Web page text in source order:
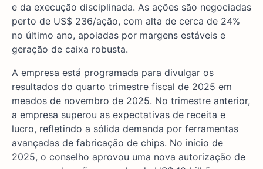
e da execução disciplinada. As ações são negociadas
perto de US$ 236/ação, com alta de cerca de 24%
no último ano, apoiadas por margens estáveis e
geração de caixa robusta.
A empresa está programada para divulgar os
resultados do quarto trimestre fiscal de 2025 em
meados de novembro de 2025. No trimestre anterior,
a empresa superou as expectativas de receita e
lucro, refletindo a sólida demanda por ferramentas
avançadas de fabricação de chips. No início de
2025, o conselho aprovou uma nova autorização de